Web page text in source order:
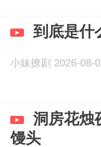
到底是什
小妹撩剧 2026-08-
洞房花烛
馒头